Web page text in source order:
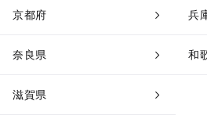
京都府 兵
奈良県 和
滋賀県